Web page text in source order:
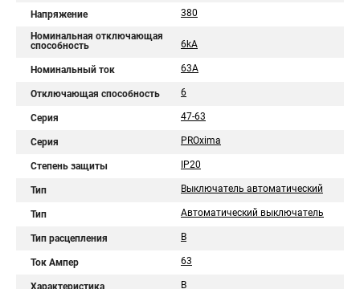
Напряжение 380
Номинальная отключающая
способность
6kA
Номинальный ток 63А
Отключающая способность 6
Серия 47-63
Серия PROxima
Степень защиты IP20
Тип Выключатель автоматический
Тип Автоматический выключатель
Тип расцепления B
Ток Ампер 63
Характеристика B